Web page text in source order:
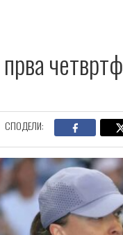
СПОДЕЛИ: